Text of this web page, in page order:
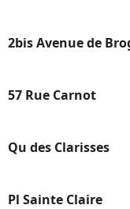
2bis Avenue de
57 Rue Carnot
Qu des Clarisses
Pl Sainte Claire